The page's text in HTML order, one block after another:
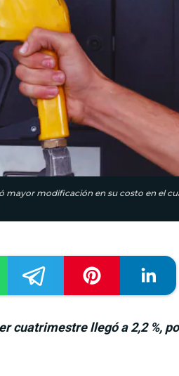
modificación en su costo en el
cuatrimestre llegó a 2,2 %,